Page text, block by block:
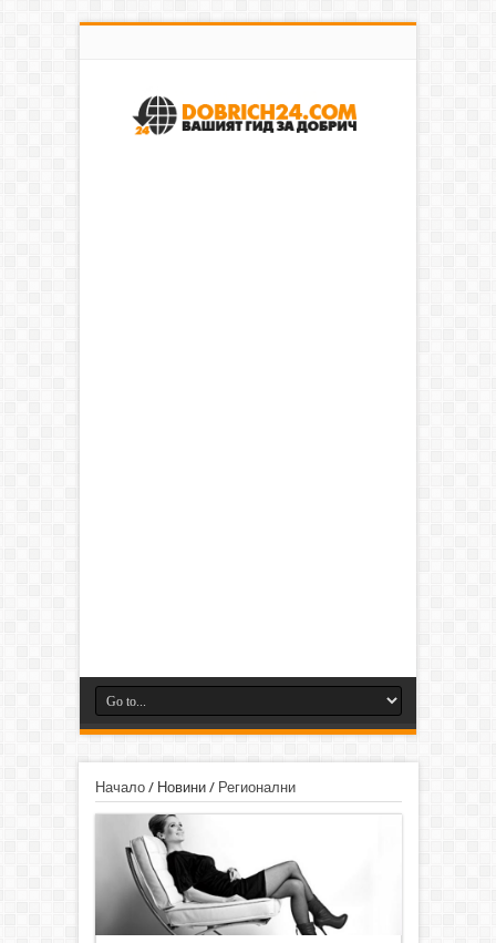
Начало/ Новини/ Регионални